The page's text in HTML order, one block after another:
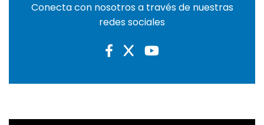
Conecta con nosotros a través de nuestras
redes sociales